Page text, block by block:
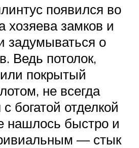
появился во
хозяева замков и
задумываться о
Ведь потолок,
покрытый
не всегда
богатой отделкой
нашлось быстро и
— стык